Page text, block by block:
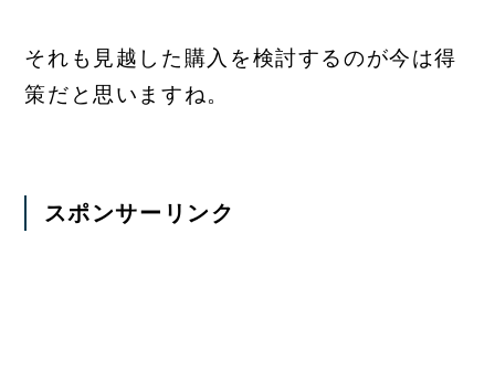
それも見越した購入を検討するのが今は得
策だと思いますね。
スポンサーリンク